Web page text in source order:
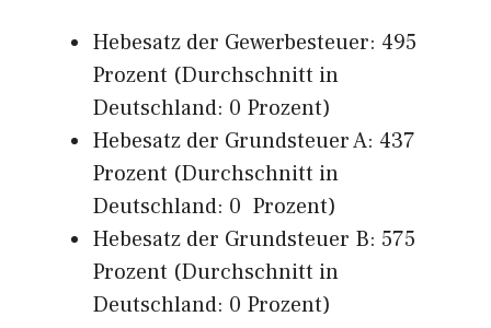
Hebesatz der Gewerbesteuer: 495
Prozent (Durchschnitt in
Deutschland: 0 Prozent)
Hebesatz der Grundsteuer A: 437
Prozent (Durchschnitt in
Deutschland: 0 Prozent)
Hebesatz der Grundsteuer B: 575
Prozent (Durchschnitt in
Deutschland: 0 Prozent)